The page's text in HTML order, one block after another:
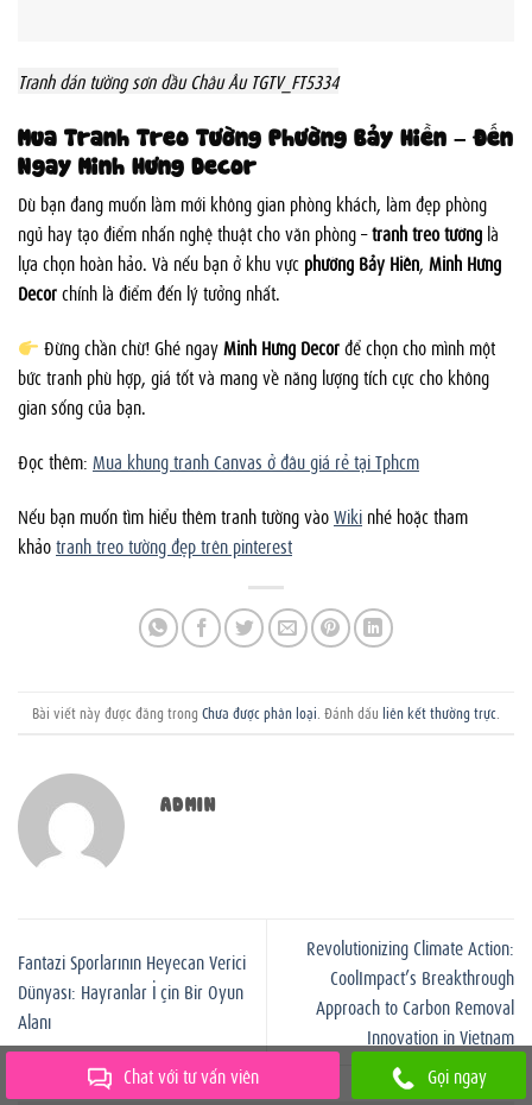
Tranh dán tường sơn dầu Châu Âu TGTV_FT5334
Mua Tranh Treo Tường Phường Bảy Hiền – Đến
Ngay Minh Hưng Decor
Dù bạn đang muốn làm mới không gian phòng khách, làm đẹp phòng
ngủ hay tạo điểm nhấn nghệ thuật cho văn phòng –tranh treo tường là
lựa chọn hoàn hảo. Và nếu bạn ở khu vực phường Bảy Hiền, Minh Hưng
Decorchính là điểm đến lý tưởng nhất.
Đừng chần chừ! Ghé ngayMinh Hưng Decorđể chọn cho mình một
bức tranh phù hợp, giá tốt và mang về năng lượng tích cực cho không
gian sống của bạn.
Đọc thêm: Mua khung tranh Canvas ở đâu giá rẻ tại Tphcm
Nếu bạn muốn tìm hiểu thêm tranh tường vàoWiki nhé hoặc tham
khảotranh treo tường đẹp trên pinterest
Bài viết này được đăng trong Chưa được phân loại . Đánh dấu liên kết thường trực
ADMIN
Fantazi Sporlarının Heyecan Verici
Dünyası: Hayranlar İçin Bir Oyun
Alanı
Revolutionizing Climate Action:
CoolImpact’s Breakthrough
Approach to Carbon Removal
Innovation in Vietnam
Chat với tư vấn viên
Gọi ngay